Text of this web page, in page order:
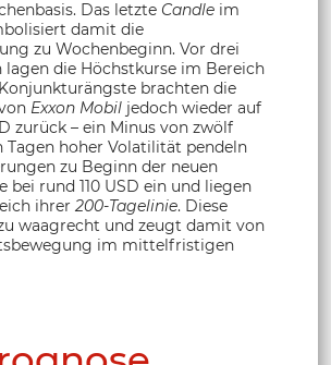
Das letzte Candle im
damit die
zu Wochenbeginn. Vor drei
lagen die Höchstkurse im Bereich
brachten die
Exxon Mobil jedoch wieder auf
zurück – ein Minus von zwölf
Tagen hoher Volatilität pendeln
zu Beginn der neuen
bei rund 110 USD ein und liegen
ihrer 200-Tagelinie. Diese
waagrecht und zeugt damit von
im mittelfristigen